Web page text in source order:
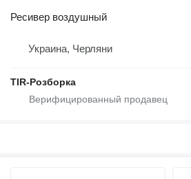
Ресивер воздушный
Украина, Черляни
TIR-Розборка